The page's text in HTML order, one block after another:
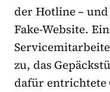
der Hotline –
Fake-Website.
zu, das
dafür entrichtete